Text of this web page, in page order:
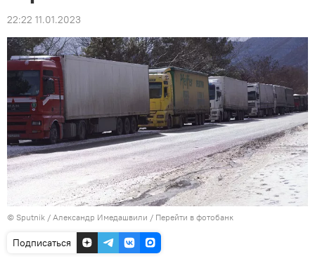
22:22 11.01.2023
© Sputnik / Александр Имедашвили / Перейти в фотобанк
Подписаться